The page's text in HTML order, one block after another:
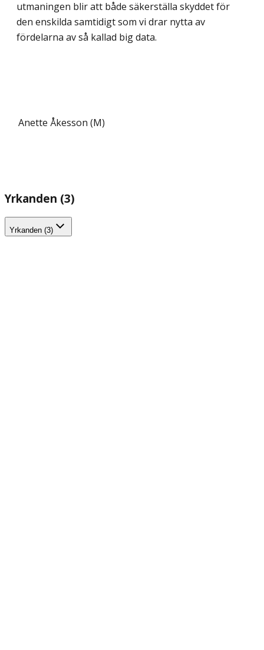
utmaningen blir att både säkerställa skyddet för
den enskilda samtidigt som vi drar nytta av
fördelarna av så kallad big data.
Anette Åkesson (M)
Yrkanden (3)
Yrkanden (3)